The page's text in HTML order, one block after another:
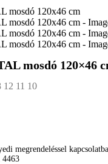
mosdó 120×46
12 11 10
megrendeléssel
4463